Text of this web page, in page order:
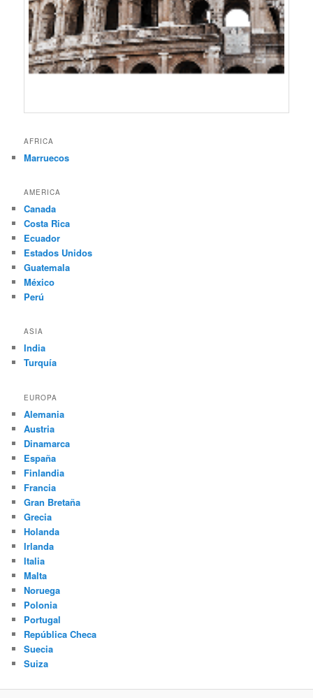
AFRICA
Marruecos
AMERICA
Canada
Costa Rica
Ecuador
Estados Unidos
Guatemala
México
Perú
ASIA
India
Turquía
EUROPA
Alemania
Austria
Dinamarca
España
Finlandia
Francia
Gran Bretaña
Grecia
Holanda
Irlanda
Italia
Malta
Noruega
Polonia
Portugal
República Checa
Suecia
Suiza